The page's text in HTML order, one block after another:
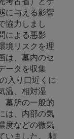
に与える影響
協力しまし
による悪​​影
境リスクを理
は、墓内のセ
ータを収集
入り口近くに
温、相対湿
墓所の一般的
は、内部の気
度などの微気
いました。 頻